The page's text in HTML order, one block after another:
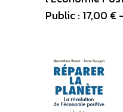
Public : 17,00 €